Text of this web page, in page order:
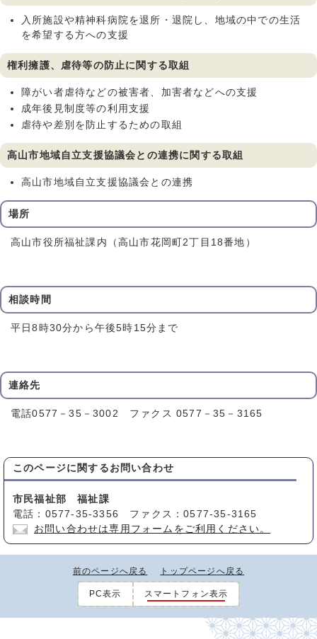
入所施設や精神科病院を退所・退院し、地域の中での生活
を希望する方への支援
権利擁護、虐待等の防止に関する取組
障がい者虐待などの被害者、加害者などへの支援
成年後見制度等の利用支援
虐待や差別を防止するための取組
高山市地域自立支援協議会との連携に関する取組
高山市地域自立支援協議会との連携
場所
高山市役所福祉課内（高山市花岡町2丁目18番地）
相談時間
平日8時30分から午後5時15分まで
連絡先
電話0577－35－3002 ファクス 0577－35－3165
このページに関する お問い合わせ
市民福祉部 福祉課
電話：0577-35-3356 ファクス：0577-35-3165
お問い合わせは専用フォームをご利用ください。
前のページへ戻る トップページへ戻る
PC表示 スマートフォン表示